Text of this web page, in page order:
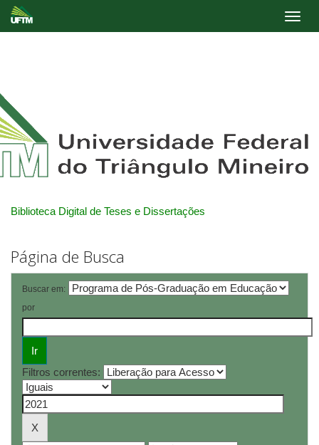
Biblioteca Digital de Teses e Dissertações
Página de Busca
Buscar em:
por
Filtros correntes: